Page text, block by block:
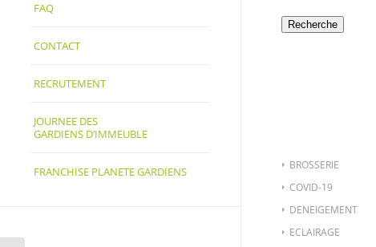
FAQ
CONTACT
RECRUTEMENT
JOURNEE DES
GARDIENS D’IMMEUBLE
FRANCHISE PLANETE GARDIENS
Recherche
BROSSERIE
COVID-19
DENEIGEMENT
ECLAIRAGE